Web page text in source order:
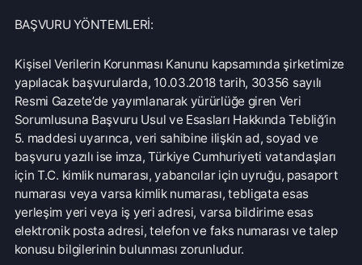
sayılan haklara ilişkin başvuru yapmaya yetkili olunduğunu
gösterir noter tasdikli bir vekâletname ile vekaleten teslim
edilmesi veya noter aracılığıyla “Serbest Liman ve Bölge
Posta Kutusu No: 1070 Gazimağusa / KKTC” adresine
gönderilmesi suretiyle iletilmelidir.
Elektronik Başvurular:
Şirketimize yapılacak elektronik başvurular, yukarıdaki
bilgileri içeren ve eksiksiz olarak doldurulmuş işbu
“Başvuru Formu”nun,